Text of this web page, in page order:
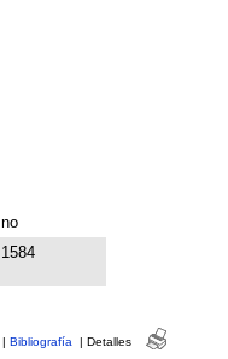
no
1584
| Bibliografía | Detalles